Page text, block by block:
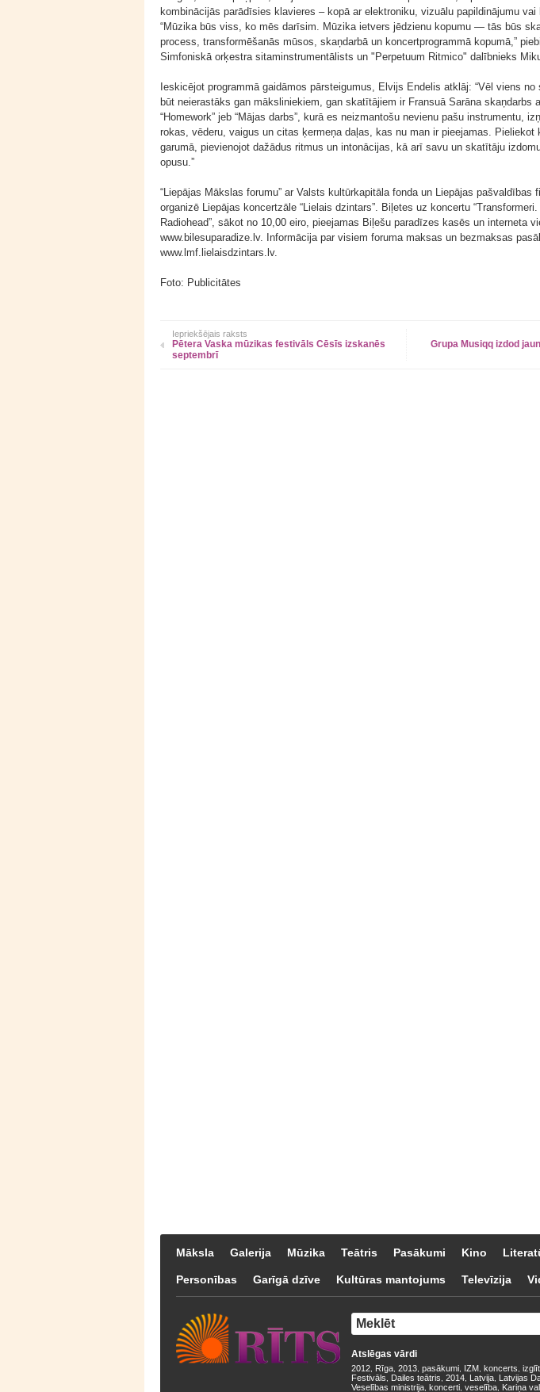
kombinācijās parādīsies klavieres – kopā ar elektroniku, vizuālu papildinājumu
“Mūzika būs viss, ko mēs darīsim. Mūzika ietvers jēdzienu kopumu — tās būs
process, transformēšanās mūsos, skaņdarbā un koncertprogrammā kopumā,”
Simfoniskā orķestra sitaminstrumentālists un "Perpetuum Ritmico" dalībnieks
Ieskicējot programmā gaidāmos pārsteigumus, Elvijs Endelis atklāj: “Vēl viens
būt neierastāks gan māksliniekiem, gan skatītājiem ir Fransuā Sarāna skaņdarbs
“Homework” jeb “Mājas darbs”, kurā es neizmantošu nevienu pašu instrumentu,
rokas, vēderu, vaigus un citas ķermeņa daļas, kas nu man ir pieejamas. Pieliekot
garumā, pievienojot dažādus ritmus un intonācijas, kā arī savu un skatītāju
opusu.”
“Liepājas Mākslas forumu” ar Valsts kultūrkapitāla fonda un Liepājas pašvaldības
organizē Liepājas koncertzāle “Lielais dzintars”. Biļetes uz koncertu
Radiohead”, sākot no 10,00 eiro, pieejamas Biļešu paradīzes kasēs un interneta
www.bilesuparadize.lv. Informācija par visiem foruma maksas un bezmaksas
www.lmf.lielaisdzintars.lv.
Foto: Publicitātes
Iepriekšējais raksts
Pētera Vaska mūzikas festivāls Cēsīs izskanēs
septembrī
Grupa Musiqq izdod
Māksla Galerija Mūzika Teātris Pasākumi Kino
Personības Garīgā dzīve Kultūras mantojums Televīzija
Atslēgas vārdi
2012 Rīga 2013 pasākumi IZM koncerts
Festivāls Dailes teātris 2014 Latvija Latvijas
Veselības ministrija koncerti veselība Kariņa